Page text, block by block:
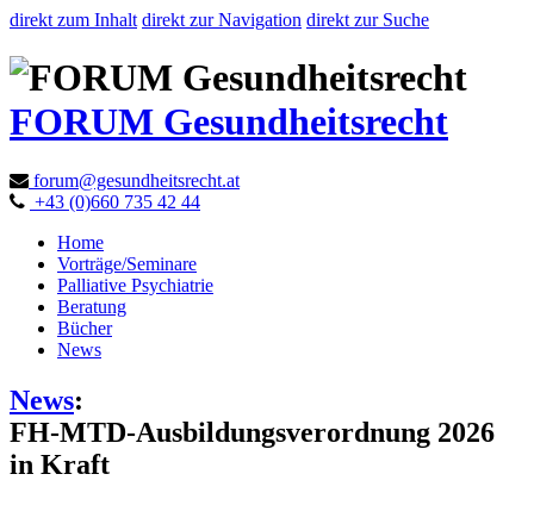
direkt zum Inhalt direkt zur Navigation direkt zur Suche
FORUM Gesundheitsrecht
forum@gesundheitsrecht.at
+43 (0)660 735 42 44
Home
Vorträge/Seminare
Palliative Psychiatrie
Beratung
Bücher
News
News:
FH-MTD-Ausbildungsverordnung 2026
in Kraft